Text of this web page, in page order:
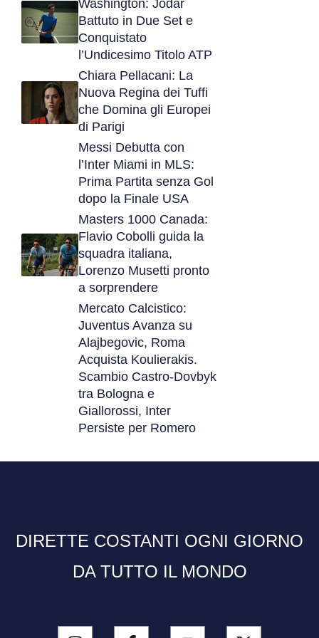
Washington: Jodar
Battuto in Due Set e
Conquistato
l’Undicesimo Titolo ATP
Chiara Pellacani: La
Nuova Regina dei Tuffi
che Domina gli Europei
di Parigi
Messi Debutta con
l’Inter Miami in MLS:
Prima Partita senza Gol
dopo la Finale USA
Masters 1000 Canada:
Flavio Cobolli guida la
squadra italiana,
Lorenzo Musetti pronto
a sorprendere
Mercato Calcistico:
Juventus Avanza su
Alajbegovic, Roma
Acquista Koulierakis.
Scambio Castro-Dovbyk
tra Bologna e
Giallorossi, Inter
Persiste per Romero
DIRETTE COSTANTI OGNI GIORNO
DA TUTTO IL MONDO